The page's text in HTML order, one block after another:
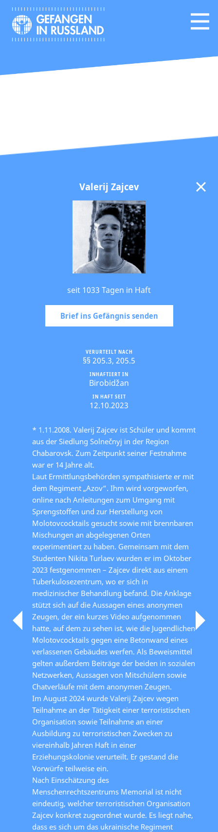
Valerij Zajcev
seit 1033 Tagen in Haft
Brief ins Gefängnis senden
IN HAFT SEIT
12.10.2023
INHAFTIERT IN
Birobidžan
VERURTEILT NACH
§§ 205.3, 205.5
* 1.11.2008. Valerij Zajcev ist Schüler und kommt
aus der Siedlung Solnečnyj in der Region
Chabarovsk. Zum Zeitpunkt seiner Festnahme
war er 14 Jahre alt.
Laut Ermittlungsbehörden sympathisierte er mit
dem Regiment „Azov“. Ihm wird vorgeworfen,
online nach Anleitungen zum Umgang mit
Sprengstoffen und zur Herstellung von
Molotovcocktails gesucht sowie mit brennbaren
Mischungen an abgelegenen Orten
experimentiert zu haben. Gemeinsam mit dem
Studenten Nikita Turlaev wurden er im Oktober
2023 festgenommen – Zajcev direkt aus einem
Tuberkulosezentrum, wo er sich in
medizinischer Behandlung befand. Die Anklage
stützt sich auf die Aussagen eines anonymen
Zeugen, der ein kurzes Video aufgenommen
hatte, auf dem zu sehen ist, wie die Jugendlichen
Molotovcocktails gegen eine Betonwand eines
verlassenen Gebäudes werfen. Als Beweismittel
gelten außerdem Beiträge der beiden in sozialen
Netzwerken, Aussagen von Mitschülern sowie
Chatverläufe mit dem anonymen Zeugen.
Im August 2024 wurde Valerij Zajcev wegen
Teilnahme an der Tätigkeit einer terroristischen
Organisation sowie Teilnahme an einer
Ausbildung zu terroristischen Zwecken zu
viereinhalb Jahren Haft in einer
Erziehungskolonie verurteilt. Er gestand die
Vorwürfe teilweise ein.
Nach Einschätzung des
Menschenrechtszentrums Memorial ist nicht
eindeutig, welcher terroristischen Organisation
Zajcev konkret zugeordnet wurde. Es liegt nahe,
dass es sich um das ukrainische Regiment